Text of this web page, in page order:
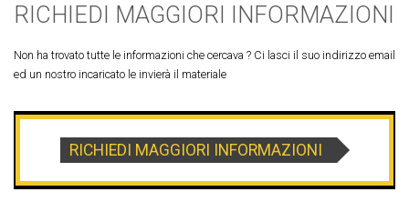
RICHIEDI MAGGIORI INFORMAZIONI
Non ha trovato tutte le informazioni che cercava ? Ci lasci il suo indirizzo email
ed un nostro incaricato le invierà il materiale
RICHIEDI MAGGIORI INFORMAZIONI